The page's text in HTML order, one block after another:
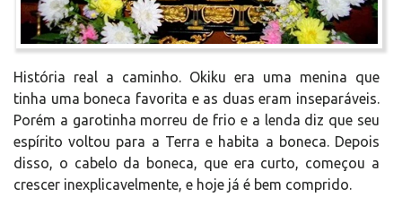
História real a caminho. Okiku era uma menina que
tinha uma boneca favorita e as duas eram inseparáveis.
Porém a garotinha morreu de frio e a lenda diz que seu
espírito voltou para a Terra e habita a boneca. Depois
disso, o cabelo da boneca, que era curto, começou a
crescer inexplicavelmente, e hoje já é bem comprido.